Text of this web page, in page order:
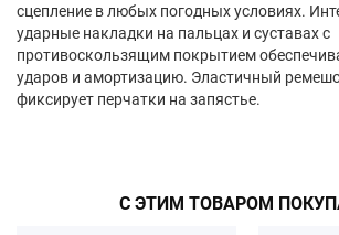
сцепление в любых погодных условиях.
ударные накладки на пальцах и суставах с
противоскользящим покрытием
ударов и амортизацию. Эластичный
фиксирует перчатки на запястье.
С ЭТИМ ТОВАРОМ